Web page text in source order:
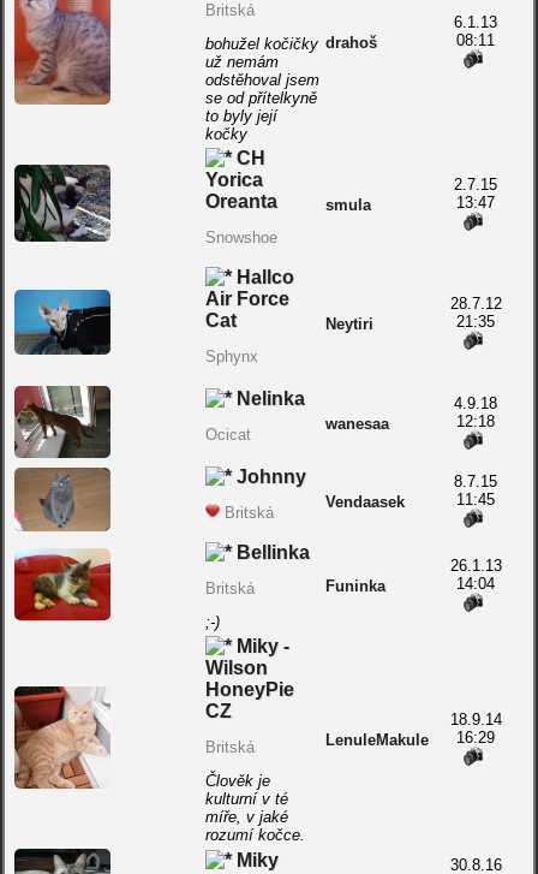
Britská
bohužel kočičky
už nemám
odstěhoval jsem
se od přítelkyně
to byly její
kočky
drahoš
6.1.13
08:11
CH
Yorica
Oreanta
Snowshoe
smula
2.7.15
13:47
Hallco
Air Force
Cat
Sphynx
Neytiri
28.7.12
21:35
Nelinka
Ocicat
wanesaa
4.9.18
12:18
Johnny
Britská
Vendaasek
8.7.15
11:45
Bellinka
Britská
;-)
Funinka
26.1.13
14:04
Miky -
Wilson
HoneyPie
CZ
Britská
Člověk je
kulturní v té
míře, v jaké
rozumí kočce.
LenuleMakule
18.9.14
16:29
Miky 30.8.16